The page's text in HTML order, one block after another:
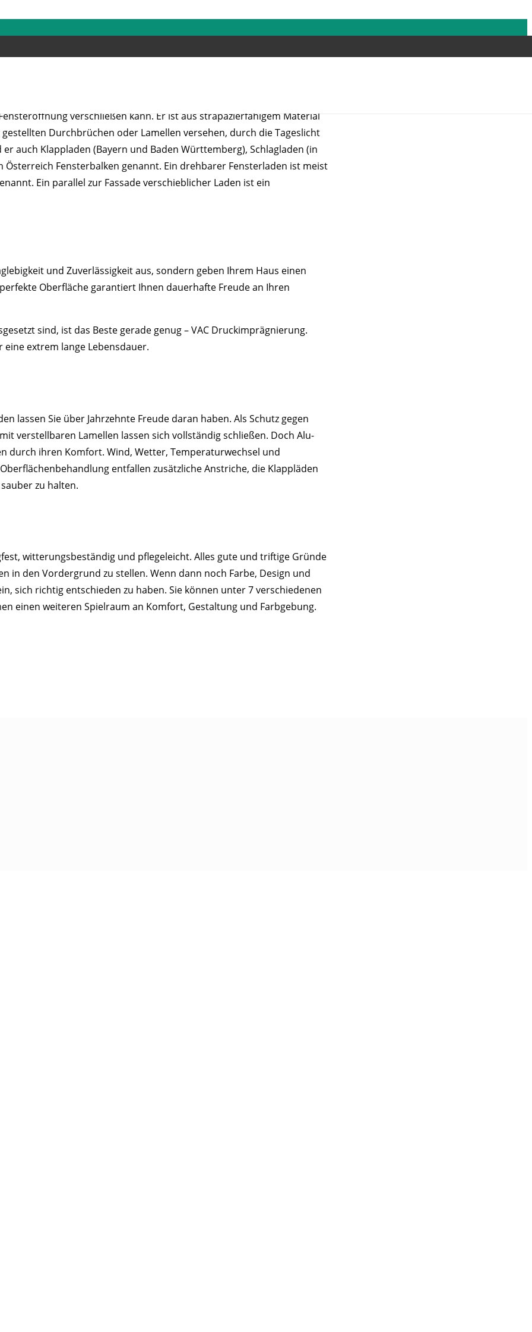
verschließen kann. Er ist aus strapazierfähigem Material
Durchbrüchen oder Lamellen versehen, durch die Tageslicht
auch Klappladen (Bayern und Baden Württemberg), Schlagladen (in
Fensterbalken genannt. Ein drehbarer Fensterladen ist meist
Ein parallel zur Fassade verschieblicher Laden ist ein
und Zuverlässigkeit aus, sondern geben Ihrem Haus einen
Oberfläche garantiert Ihnen dauerhafte Freude an Ihren
sind, ist das Beste gerade genug – VAC Druckimprägnierung.
extrem lange Lebensdauer.
lassen Sie über Jahrzehnte Freude daran haben. Als Schutz gegen
verstellbaren Lamellen lassen sich vollständig schließen. Doch Alu-
durch ihren Komfort. Wind, Wetter, Temperaturwechsel und
entfallen zusätzliche Anstriche, die Klappläden
zu halten.
witterungsbeständig und pflegeleicht. Alles gute und triftige Gründe
in den Vordergrund zu stellen. Wenn dann noch Farbe, Design und
sich richtig entschieden zu haben. Sie können unter 7 verschiedenen
einen weiteren Spielraum an Komfort, Gestaltung und Farbgebung.